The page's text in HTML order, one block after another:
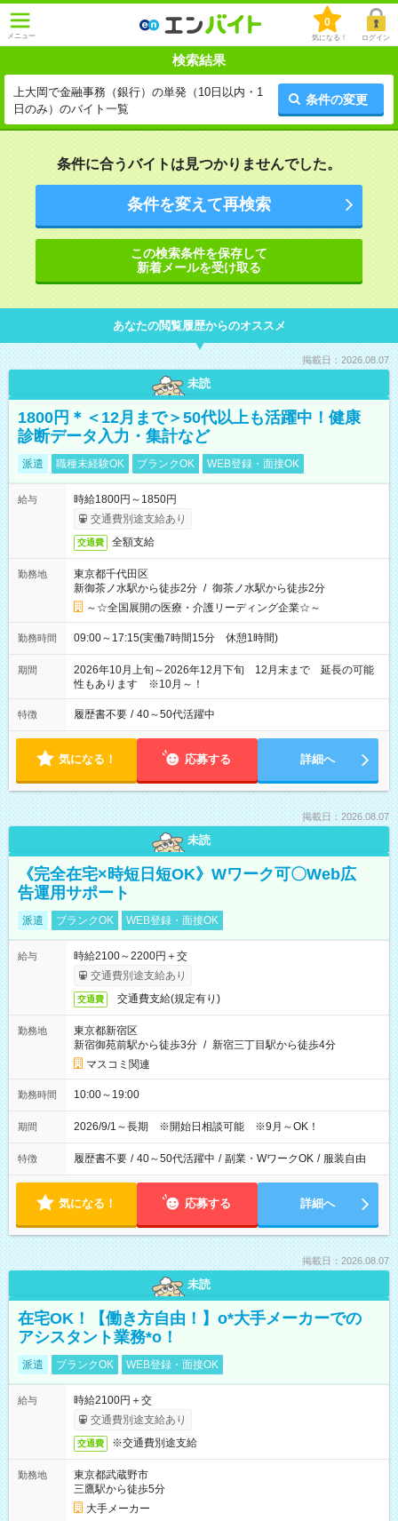
メニュー
0
気になる！ ログイン
検索結果
上大岡で金融事務（銀行）の単発（10日以内・1
日のみ）のバイト一覧
条件の変更
条件に合うバイトは見つかりませんでした。
条件を変えて再検索
この検索条件を保存して
新着メールを受け取る
あなたの閲覧履歴からのオススメ
掲載日：2026.08.07
未読
1800円＊＜12月まで＞50代以上も活躍中！健康
診断データ入力・集計など
派遣 職種未経験OK ブランクOK WEB登録・面接OK
給与
時給1800円～1850円
交通費別途支給あり
交通費 全額支給
勤務地
東京都千代田区
新御茶ノ水駅から徒歩2分 / 御茶ノ水駅から徒歩2分
～☆全国展開の医療・介護リーディング企業☆～
勤務時間 09:00～17:15(実働7時間15分 休憩1時間)
期間
2026年10月上旬～2026年12月下旬 12月末まで 延長の可能
性もあります ※10月～！
特徴 履歴書不要 / 40～50代活躍中
気になる！ 応募する 詳細へ
掲載日：2026.08.07
未読
《完全在宅×時短日短OK》Wワーク可〇Web広
告運用サポート
派遣 ブランクOK WEB登録・面接OK
給与
時給2100～2200円＋交
交通費別途支給あり
交通費 交通費支給(規定有り)
勤務地
東京都新宿区
新宿御苑前駅から徒歩3分 / 新宿三丁目駅から徒歩4分
マスコミ関連
勤務時間 10:00～19:00
期間 2026/9/1～長期 ※開始日相談可能 ※9月～OK！
特徴 履歴書不要 / 40～50代活躍中 / 副業・WワークOK / 服装自由
気になる！ 応募する 詳細へ
掲載日：2026.08.07
未読
在宅OK！【働き方自由！】o*大手メーカーでの
アシスタント業務*o！
派遣 ブランクOK WEB登録・面接OK
給与
時給2100円＋交
交通費別途支給あり
交通費 ※交通費別途支給
勤務地
東京都武蔵野市
三鷹駅から徒歩5分
大手メーカー